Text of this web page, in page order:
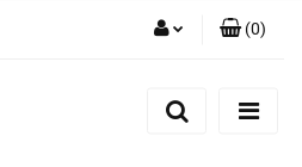
(0)